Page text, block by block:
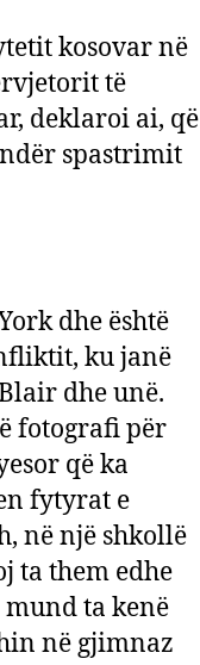
madhe
në
Prishtinë
kosovar në
të
deklaroi ai, që
spastrimit
dhe është
ku janë
dhe unë.
fotografi për
që ka
fytyrat e
në një shkollë
ta them edhe
mund ta kenë
në gjimnaz